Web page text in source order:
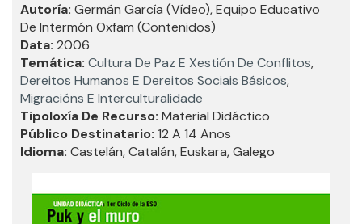
Autoría: Germán García (vídeo), Equipo Educativo
De Intermón Oxfam (contenidos)
Data: 2006
Temática: Cultura De Paz E Xestión De Conflitos,
Dereitos Humanos E Dereitos Sociais Básicos,
Migracións E Interculturalidade
Tipoloxía De Recurso: Material Didáctico
Público Destinatario: 12 A 14 Anos
Idioma: Castelán, Catalán, Euskara, Galego